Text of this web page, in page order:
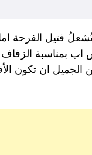
فتيل الفرحة
اب بمناسبة
الجميل ان تكون